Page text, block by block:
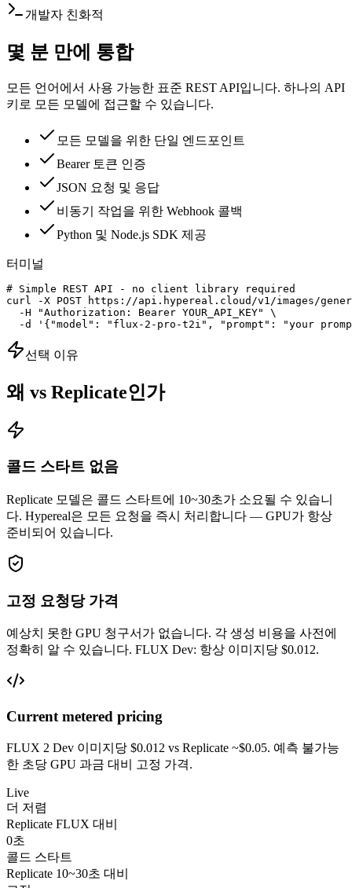
개발자 친화적
몇 분 만에 통합
모든 언어에서 사용 가능한 표준 REST API입니다. 하나의 API
키로 모든 모델에 접근할 수 있습니다.
모든 모델을 위한 단일 엔드포인트
Bearer 토큰 인증
JSON 요청 및 응답
비동기 작업을 위한 Webhook 콜백
Python 및 Node.js SDK 제공
터미널
# Simple REST API - no client library required
curl -X POST https://api.hypereal.cloud/v1/images/
  -H "Authorization: Bearer YOUR_API_KEY" \
-d '{"model": "flux-2-pro-t2i", "prompt": "your
선택 이유
왜 vs Replicate인가
콜드 스타트 없음
Replicate 모델은 콜드 스타트에 10~30초가 소요될 수 있습니
다. Hypereal은 모든 요청을 즉시 처리합니다 — GPU가 항상
준비되어 있습니다.
고정 요청당 가격
예상치 못한 GPU 청구서가 없습니다. 각 생성 비용을 사전에
정확히 알 수 있습니다. FLUX Dev: 항상 이미지당 $0.012.
Current metered pricing
FLUX 2 Dev 이미지당 $0.012 vs Replicate ~$0.05. 예측 불가능
한 초당 GPU 과금 대비 고정 가격.
Live
더 저렴
Replicate FLUX 대비
0초
콜드 스타트
Replicate 10~30초 대비